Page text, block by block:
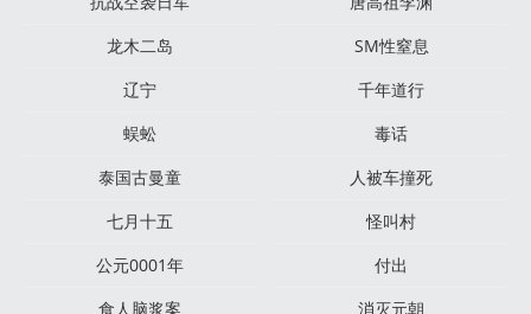
龙木二岛
SM性窒息
辽宁
千年道行
蜈蚣
毒话
泰国古曼童
人被车撞死
七月十五
怪叫村
公元0001年
付出
食人脑浆案
消灭元朝